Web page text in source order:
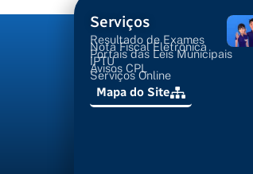
Serviços
Resultado de Exames
Nota Fiscal Eletrônica
Portais das Leis Municipais
IPTU
Avisos CPL
Serviços Online
Mapa do Site